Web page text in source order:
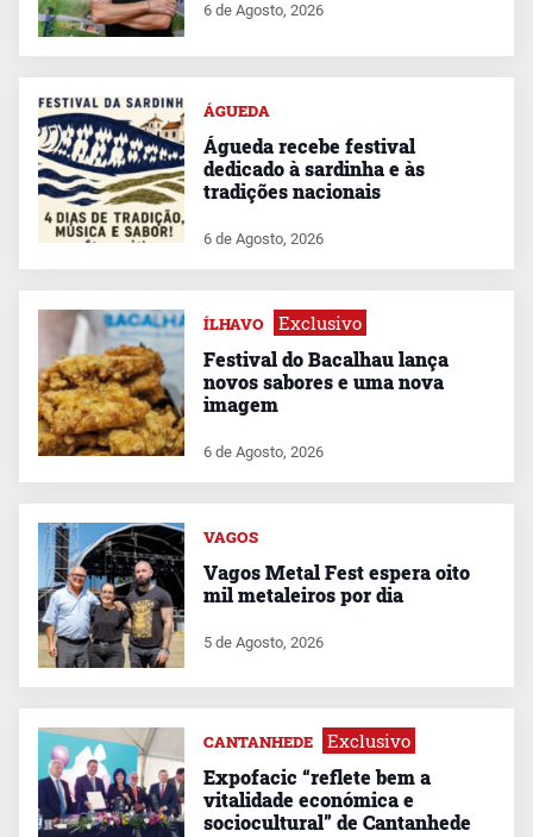
6 de Agosto, 2026
ÁGUEDA
Águeda recebe festival
dedicado à sardinha e às
tradições nacionais
6 de Agosto, 2026
ÍLHAVO Exclusivo
Festival do Bacalhau lança
novos sabores e uma nova
imagem
6 de Agosto, 2026
VAGOS
Vagos Metal Fest espera oito
mil metaleiros por dia
5 de Agosto, 2026
CANTANHEDE Exclusivo
Expofacic “reflete bem a
vitalidade económica e
sociocultural” de Cantanhede